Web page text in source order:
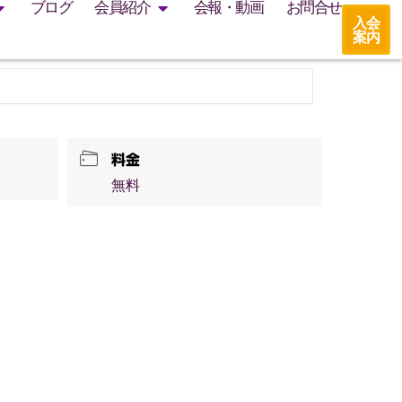
ブログ 会員紹介 会報・動画
お問合せ
入会
案内
料金
無料